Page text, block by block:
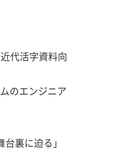
代活字資料向
のエンジニア
裏に迫る」